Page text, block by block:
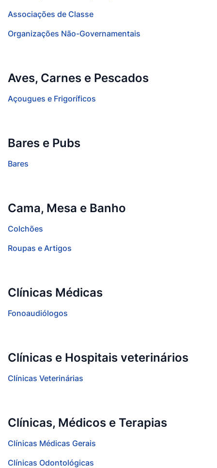
Associações de Classe
Organizações Não-Governamentais
Aves, Carnes e Pescados
Açougues e Frigoríficos
Bares e Pubs
Bares
Cama, Mesa e Banho
Colchões
Roupas e Artigos
Clínicas Médicas
Fonoaudiólogos
Clínicas e Hospitais veterinários
Clínicas Veterinárias
Clínicas, Médicos e Terapias
Clínicas Médicas Gerais
Clínicas Odontológicas